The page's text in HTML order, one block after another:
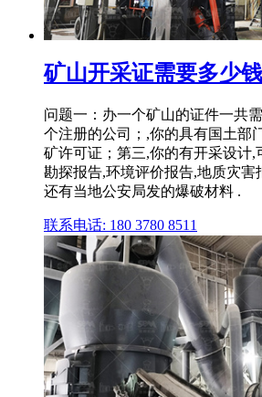
矿山开采证需要多少
问题一：办一个矿山的证件一共
个注册的公司；,你的具有国土部
矿许可证；第三,你的有开采设计,
勘探报告,环境评价报告,地质灾害
还有当地公安局发的爆破材料 .
联系电话: 180 3780 8511